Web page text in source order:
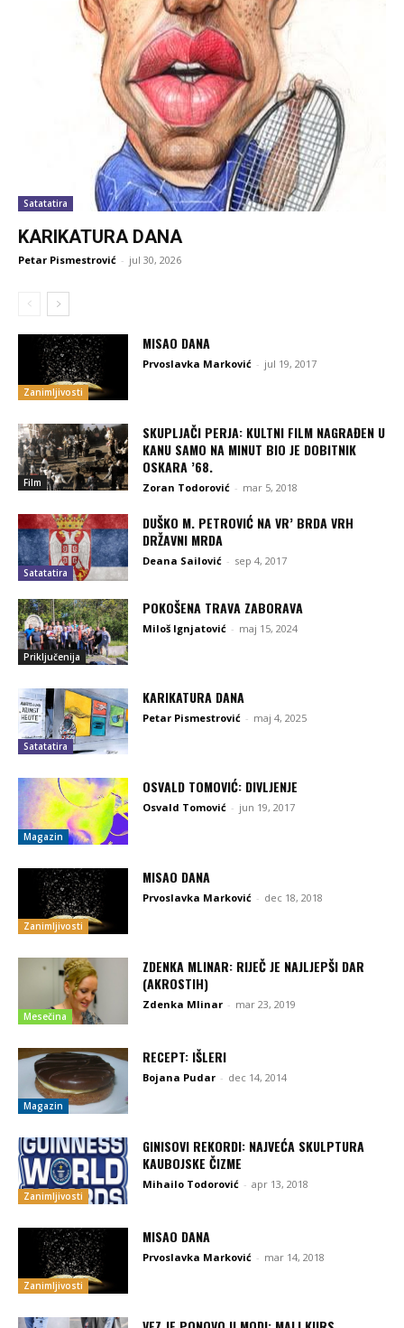
Satatatira
KARIKATURA DANA
Petar Pismestrović - jul 30, 2026
Zanimljivosti
MISAO DANA
Prvoslavka Marković - jul 19, 2017
Film
SKUPLJAČI PERJA: KULTNI FILM NAGRAĐEN U
KANU SAMO NA MINUT BIO JE DOBITNIK
OSKARA ’68.
Zoran Todorović - mar 5, 2018
Satatatira
DUŠKO M. PETROVIĆ NA VR’ BRDA VRH
DRŽAVNI MRDA
Deana Sailović - sep 4, 2017
Priključenija
POKOŠENA TRAVA ZABORAVA
Miloš Ignjatović - maj 15, 2024
Satatatira
KARIKATURA DANA
Petar Pismestrović - maj 4, 2025
Magazin
OSVALD TOMOVIĆ: DIVLJENJE
Osvald Tomović - jun 19, 2017
Zanimljivosti
MISAO DANA
Prvoslavka Marković - dec 18, 2018
Mesečina
ZDENKA MLINAR: RIJEČ JE NAJLJEPŠI DAR
(AKROSTIH)
Zdenka Mlinar - mar 23, 2019
Magazin
RECEPT: IŠLERI
Bojana Pudar - dec 14, 2014
Zanimljivosti
GINISOVI REKORDI: NAJVEĆA SKULPTURA
KAUBOJSKE ČIZME
Mihailo Todorović - apr 13, 2018
Zanimljivosti
MISAO DANA
Prvoslavka Marković - mar 14, 2018